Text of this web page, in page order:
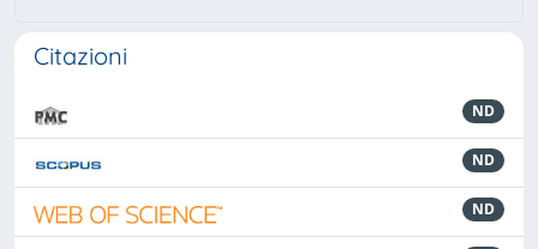
Citazioni
ND
ND
ND